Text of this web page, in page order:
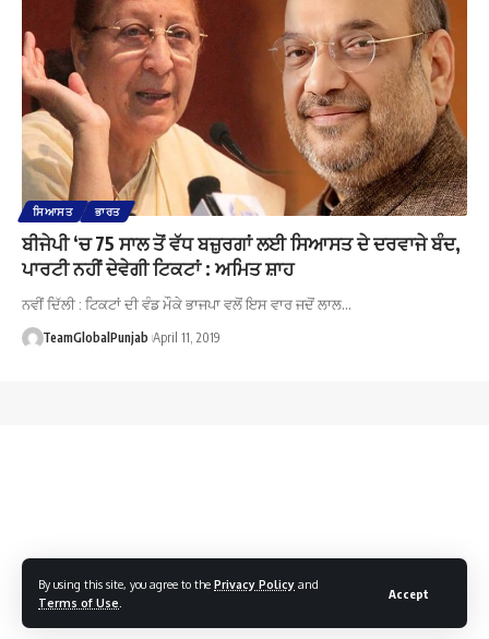
By using this site, you agree to the Privacy Policy and
Terms of Use
Accept
ਸਿਆਸਤ ਭਾਰਤ
ਬੀਜੇਪੀ ‘ਚ 75 ਸਾਲ ਤੋਂ ਵੱਧ ਬਜ਼ੁਰਗਾਂ ਲਈ ਸਿਆਸਤ ਦੇ ਦਰਵਾਜੇ ਬੰਦ,
ਪਾਰਟੀ ਨਹੀਂ ਦੇਵੇਗੀ ਟਿਕਟਾਂ : ਅਮਿਤ ਸ਼ਾਹ
ਨਵੀਂ ਦਿੱਲੀ : ਟਿਕਟਾਂ ਦੀ ਵੰਡ ਮੌਕੇ ਭਾਜਪਾ ਵਲੋਂ ਇਸ ਵਾਰ ਜਦੋਂ ਲਾਲ…
TeamGlobalPunjab April 11, 2019